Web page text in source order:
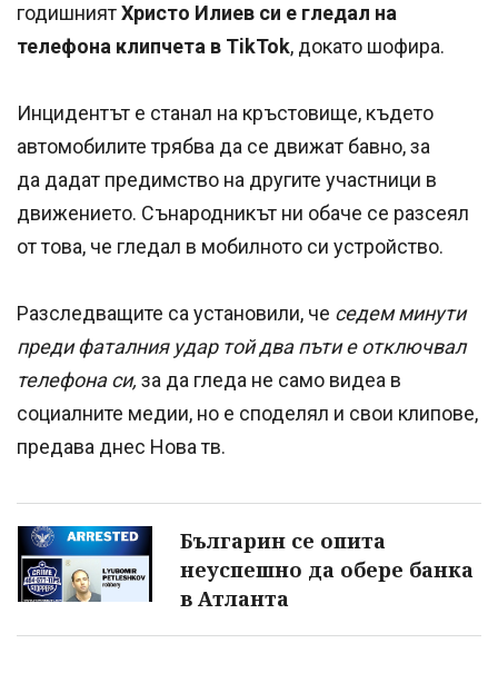
годишниятХристо Илиев си е гледал на
телефона клипчета в TikTok, докато шофира.
Инцидентът е станал на кръстовище, където
автомобилите трябва да се движат бавно, за
да дадат предимство на другите участници в
движението. Сънародникът ни обаче се разсеял
от това, че гледал в мобилното си устройство.
Разследващите са установили, че седем минути
преди фаталния удар той два пъти е отключвал
телефона си, за да гледа не само видеа в
социалните медии, но е споделял и свои клипове,
предава днес Нова тв.
Българин се опита
неуспешно да обере банка
в Атланта